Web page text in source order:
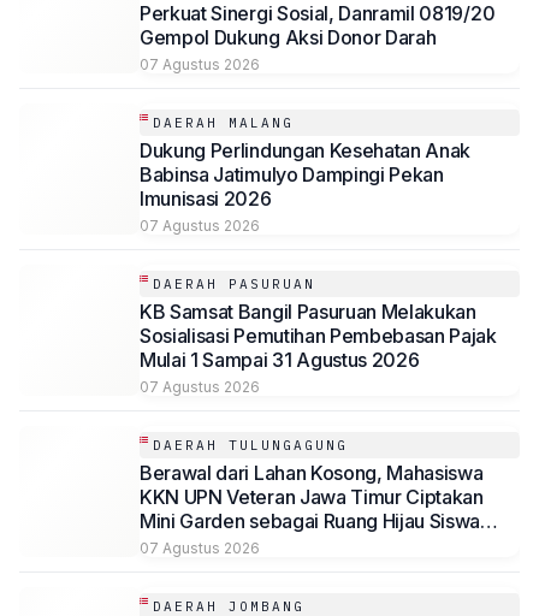
Perkuat Sinergi Sosial, Danramil 0819/20
Gempol Dukung Aksi Donor Darah
07 Agustus 2026
DAERAH MALANG
Dukung Perlindungan Kesehatan Anak
Babinsa Jatimulyo Dampingi Pekan
Imunisasi 2026
07 Agustus 2026
DAERAH PASURUAN
KB Samsat Bangil Pasuruan Melakukan
Sosialisasi Pemutihan Pembebasan Pajak
Mulai 1 Sampai 31 Agustus 2026
07 Agustus 2026
DAERAH TULUNGAGUNG
Berawal dari Lahan Kosong, Mahasiswa
KKN UPN Veteran Jawa Timur Ciptakan
Mini Garden sebagai Ruang Hijau Siswa
SMP Al-Azhaar Tulungagung
07 Agustus 2026
DAERAH JOMBANG